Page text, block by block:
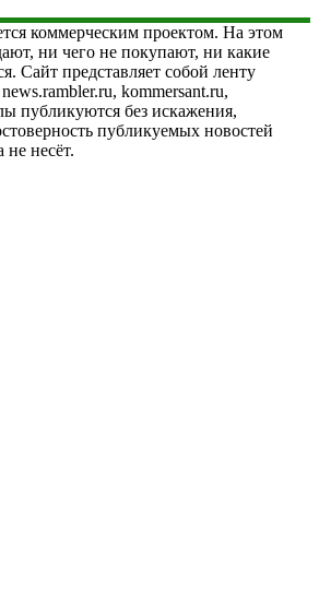
коммерческим проектом. На этом
ни чего не покупают, ни какие
Сайт представляет собой ленту
kommersant.ru,
публикуются без искажения,
публикуемых новостей
несёт.